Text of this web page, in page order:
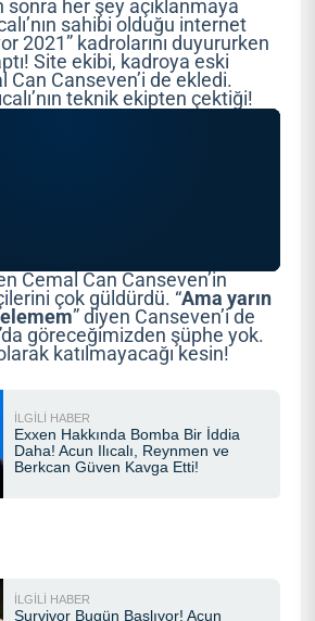
sonra her şey açıklanmaya
sahibi olduğu internet
2021” kadrolarını duyururken
Site ekibi, kadroya eski
Can Canseven’i de ekledi.
teknik ekipten çektiği!
Cemal Can Canseven’in
çok güldürdü. “Ama yarın
” diyen Canseven’i de
göreceğimizden şüphe yok.
katılmayacağı kesin!